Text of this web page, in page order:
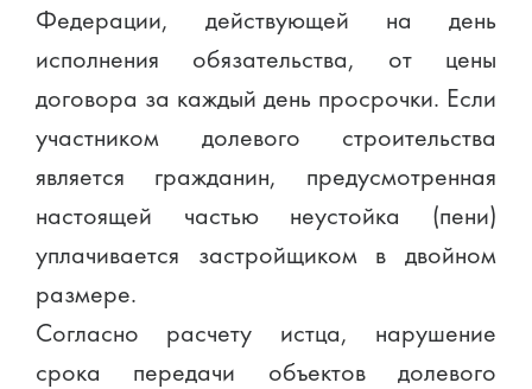
Федерации, действующей на день
исполнения обязательства, от цены
договора за каждый день просрочки. Если
участником долевого строительства
является гражданин, предусмотренная
настоящей частью неустойка (пени)
уплачивается застройщиком в двойном
размере.
Согласно расчету истца, нарушение
срока передачи объектов долевого